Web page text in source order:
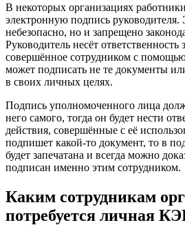
В некоторых организациях
электронную подпись руководителя.
небезопасно, но и запрещено
Руководитель несёт ответственность
совершённое сотрудником с
может подписать не те документы
в своих личных целях.
Подпись уполномоченного лица
него самого, тогда он будет нести
действия, совершённые с её
подпишет какой-то документ, то в
будет запечатана и всегда можно
подписан именно этим сотрудником.
Каким сотрудникам
потребуется личная